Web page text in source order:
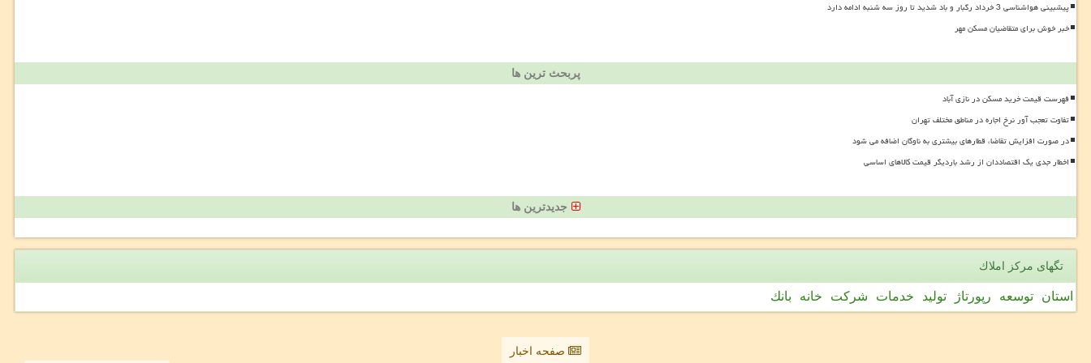
پیشبینی هواشناسی 3 خرداد رگبار و باد شدید تا روز سه شنبه ادامه دارد
خبر خوش برای متقاضیان مسکن مهر
پربحث ترین ها
فهرست قیمت خرید مسکن در نازی آباد
تفاوت تعجب آور نرخ اجاره در مناطق مختلف تهران
در صورت افزایش تقاضا، قطارهای بیشتری به ناوگان اضافه می شود
اخطار جدی یک اقتصاددان از رشد باردیگر قیمت کالاهای اساسی
جدیدترین ها
تگهای مركز املاك
استان توسعه رپورتاژ تولید خدمات شركت خانه بانك
صفحه اخبار